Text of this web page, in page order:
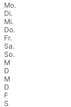
Mo.
Di.
Mi.
Do.
Fr.
Sa.
So.
M
D
M
D
F
S